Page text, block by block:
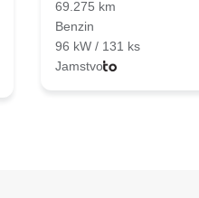
69.275 km
Benzin
96 kW / 131 ks
Jamstvo